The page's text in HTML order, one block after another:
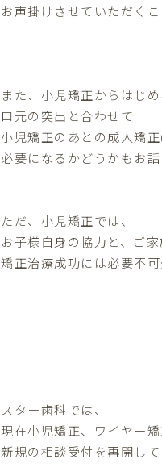
お声掛けさせていただく
また、小児矯正からはじ
口元の突出と合わせて
小児矯正のあとの成人矯
必要になるかどうかもお話
ただ、小児矯正では、
お子様自身の協力と、ご
矯正治療成功には必要不可
スター歯科では、
現在小児矯正、ワイヤー矯
新規の相談受付を再開し